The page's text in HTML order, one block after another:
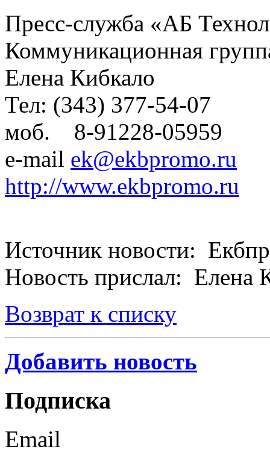
Пресс-служба «АБ
Коммуникационная
Елена Кибкало
Тел: (343) 377-54-07
моб. 8-91228-05959
e-mail ek@ekbpromo.ru
http://www.ekbpromo.ru
Источник новости:
Новость прислал: Елена
Возврат к списку
Добавить новость
Подписка
Email